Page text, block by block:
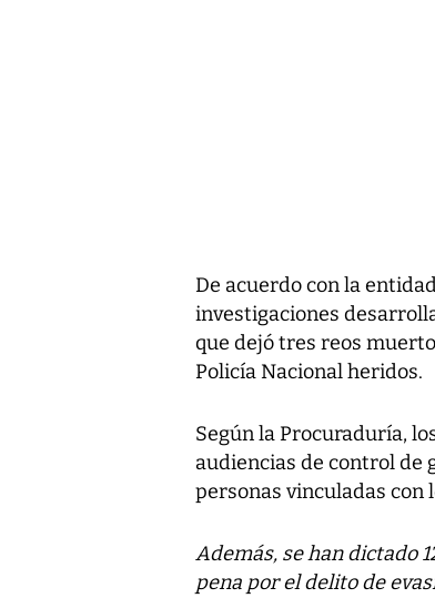
De acuerdo con la
investigaciones
que dejó tres reos
Policía Nacional heridos.
Según la Procuraduría,
audiencias de control de
personas vinculadas con
Además, se han dictado
pena por el delito de